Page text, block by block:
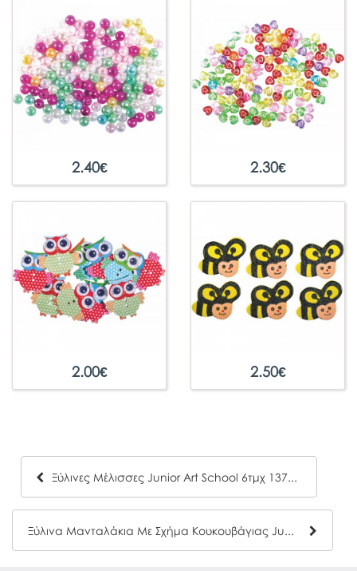
2.40€ 2.30€
2.00€ 2.50€
Ξύλινες Μέλισσες Junior Art School 6τμχ 137211
Ξύλινα Μανταλάκια Με Σχήμα Κουκουβάγιας Junior Art School Σε Διάφορα Χρώματα 6τμχ 137222